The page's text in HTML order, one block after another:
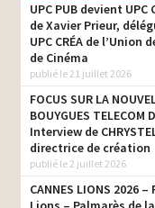
UPC PUB devient UPC
de Xavier Prieur,
UPC CRÉA de l’Union
de Cinéma
publié le 21 juillet 2026
FOCUS SUR LA
BOUYGUES TELECOM
Interview de
directrice de création
publié le 2 juillet 2026
CANNES LIONS 2026